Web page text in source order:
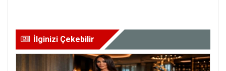
İlginizi Çekebilir